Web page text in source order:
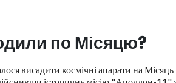
по Місяцю?
висадити космічні апарати на